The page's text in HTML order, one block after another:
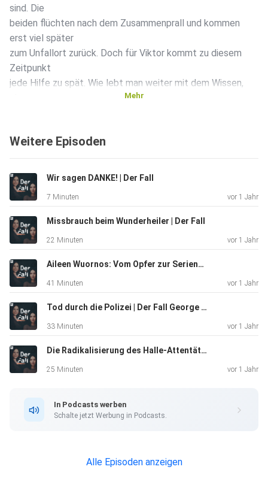
sind. Die
beiden flüchten nach dem Zusammenprall und kommen
erst viel später
zum Unfallort zurück. Doch für Viktor kommt zu diesem
Zeitpunkt
jede Hilfe zu spät. Wie lebt man weiter mit dem Wissen,
Unsere YouTube Folge “Viktor (18) - Zum Sterben
Der Fall”: https://youtu.be/qvVQz9Xjwt8
_______________ Weitere
Links und Infos aus der Folge: Der Fall auf YouTube:
https://www.youtube.com/@DerFall Die Frage - funk - von
ARD und
https://open.spotify.com/show/7Dg1kagyDwPeWGTNzjq
Gkt?si=28eb237551f044f7
Lydia
Benecke, Sarah Koldehoff Autorin: Sarah Koldehoff
Leyh Grafik: Pauline Branke Redaktion funk/ZDF: Vivien
Hartmann,
funk. In Zusammenarbeit mit frontal. LOOKS Media GmbH
Producer: Anne Tiede Social Media Manager: Hannes
Mehr
Weitere Episoden
Wir sagen DANKE! | Der Fall
7 Minuten vor 1 Jahr
Missbrauch beim Wunderheiler | Der Fall
22 Minuten vor 1 Jahr
Aileen Wuornos: Vom Opfer zur Serienmörderin | Der Fall
41 Minuten vor 1 Jahr
Tod durch die Polizei | Der Fall George Floyd
33 Minuten vor 1 Jahr
Die Radikalisierung des Halle-Attentäters | Der Fall
25 Minuten vor 1 Jahr
In Podcasts werben
Schalte jetzt Werbung in Podcasts.
Alle Episoden anzeigen